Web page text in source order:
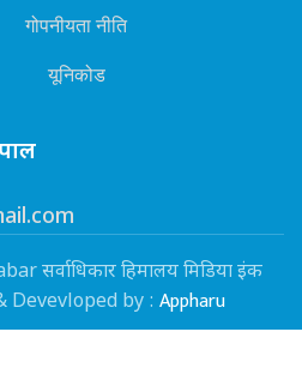
गोपनीयता नीति
यूनिकोड
सर्वाधिकार हिमालय मिडिया इंक
Devevloped by : Appharu